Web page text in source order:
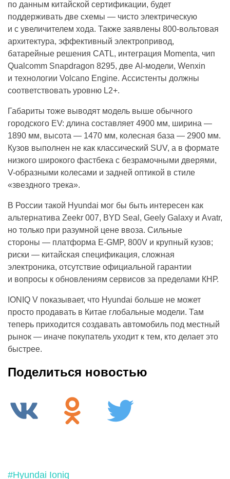
по данным китайской сертификации, будет
поддерживать две схемы — чисто электрическую
и с увеличителем хода. Также заявлены 800-вольтовая
архитектура, эффективный электропривод,
батарейные решения CATL, интеграция Momenta, чип
Qualcomm Snapdragon 8295, две AI-модели, Wenxin
и технологии Volcano Engine. Ассистенты должны
соответствовать уровню L2+.
Габариты тоже выводят модель выше обычного
городского EV: длина составляет 4900 мм, ширина —
1890 мм, высота — 1470 мм, колесная база — 2900 мм.
Кузов выполнен не как классический SUV, а в формате
низкого широкого фастбека с безрамочными дверями,
V-образными колесами и задней оптикой в стиле
«звездного трека».
В России такой Hyundai мог бы быть интересен как
альтернатива Zeekr 007, BYD Seal, Geely Galaxy и Avatr,
но только при разумной цене ввоза. Сильные
стороны — платформа E-GMP, 800V и крупный кузов;
риски — китайская спецификация, сложная
электроника, отсутствие официальной гарантии
и вопросы к обновлениям сервисов за пределами КНР.
IONIQ V показывает, что Hyundai больше не может
просто продавать в Китае глобальные модели. Там
теперь приходится создавать автомобиль под местный
рынок — иначе покупатель уходит к тем, кто делает это
быстрее.
Поделиться новостью
#Hyundai Ioniq